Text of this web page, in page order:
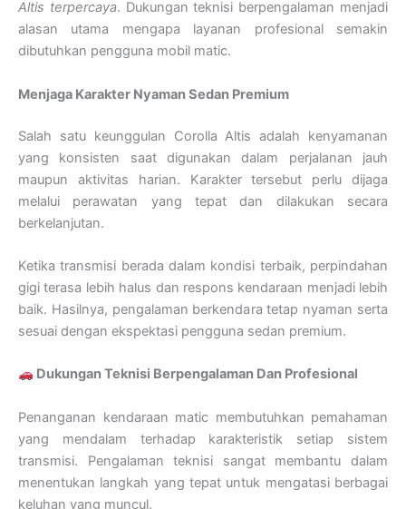
Altis terpercaya. Dukungan teknisi berpengalaman menjadi
alasan utama mengapa layanan profesional semakin
dibutuhkan pengguna mobil matic.
Menjaga Karakter Nyaman Sedan Premium
Salah satu keunggulan Corolla Altis adalah kenyamanan
yang konsisten saat digunakan dalam perjalanan jauh
maupun aktivitas harian. Karakter tersebut perlu dijaga
melalui perawatan yang tepat dan dilakukan secara
berkelanjutan.
Ketika transmisi berada dalam kondisi terbaik, perpindahan
gigi terasa lebih halus dan respons kendaraan menjadi lebih
baik. Hasilnya, pengalaman berkendara tetap nyaman serta
sesuai dengan ekspektasi pengguna sedan premium.
Dukungan Teknisi Berpengalaman Dan Profesional
Penanganan kendaraan matic membutuhkan pemahaman
yang mendalam terhadap karakteristik setiap sistem
transmisi. Pengalaman teknisi sangat membantu dalam
menentukan langkah yang tepat untuk mengatasi berbagai
keluhan yang muncul.